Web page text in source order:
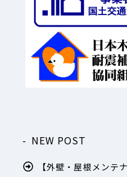
NEW POST
【外壁・屋根メンテ